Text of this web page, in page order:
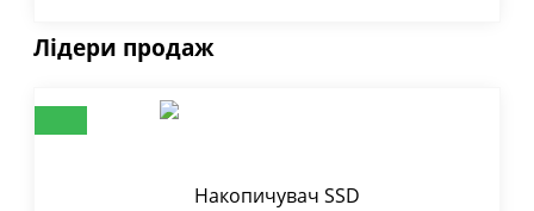
Лідери продаж